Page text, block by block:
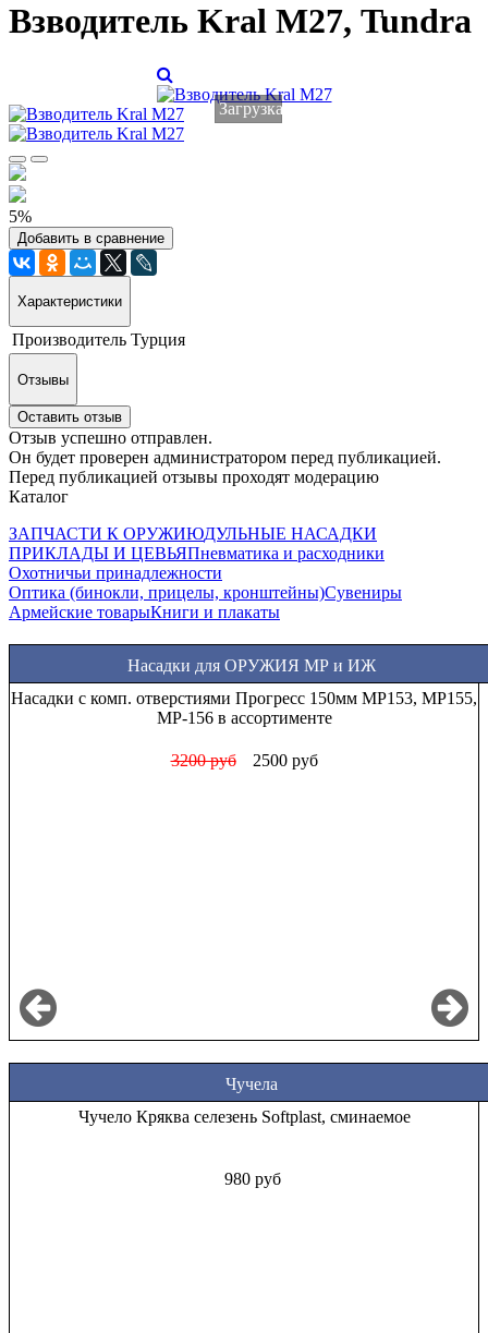
Взводитель Kral М27, Tundra
Загрузка...
5%
Добавить в сравнение
Характеристики
Производитель Турция
Отзывы
Оставить отзыв
Отзыв успешно отправлен.
Он будет проверен администратором перед публикацией.
Перед публикацией отзывы проходят модерацию
Каталог
ЗАПЧАСТИ К ОРУЖИЮДУЛЬНЫЕ НАСАДКИ
ПРИКЛАДЫ И ЦЕВЬЯПневматика и расходники
Охотничьи принадлежности
Оптика (бинокли, прицелы, кронштейны)Сувениры
Армейские товарыКниги и плакаты
Насадки для ОРУЖИЯ МР и ИЖ
Насадки с комп. отверстиями Прогресс 150мм МР153, МР155,
МР-156 в ассортименте
3200 руб 2500 руб
Чучела
Чучело Кряква селезень Softplast, сминаемое
980 руб